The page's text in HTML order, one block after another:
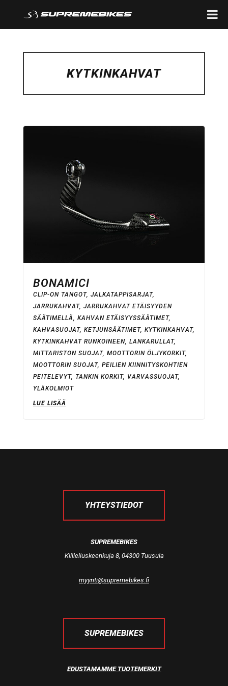
KYTKINKAHVAT
BONAMICI
CLIP-ON TANGOT, JALKATAPPISARJAT,
JARRUKAHVAT, JARRUKAHVAT ETÄISYYDEN
SÄÄTIMELLÄ, KAHVAN ETÄISYYSSÄÄTIMET,
KAHVASUOJAT, KETJUNSÄÄTIMET, KYTKINKAHVAT,
KYTKINKAHVAT RUNKOINEEN, LANKARULLAT,
MITTARISTON SUOJAT, MOOTTORIN ÖLJYKORKIT,
MOOTTORIN SUOJAT, PEILIEN KIINNITYSKOHTIEN
PEITELEVYT, TANKIN KORKIT, VARVASSUOJAT,
YLÄKOLMIOT
LUE LISÄÄ
YHTEYSTIEDOT
SUPREMEBIKES
Kiilleliuskeenkuja 8, 04300 Tuusula
myynti@supremebikes.fi
SUPREMEBIKES
EDUSTAMAMME TUOTEMERKIT